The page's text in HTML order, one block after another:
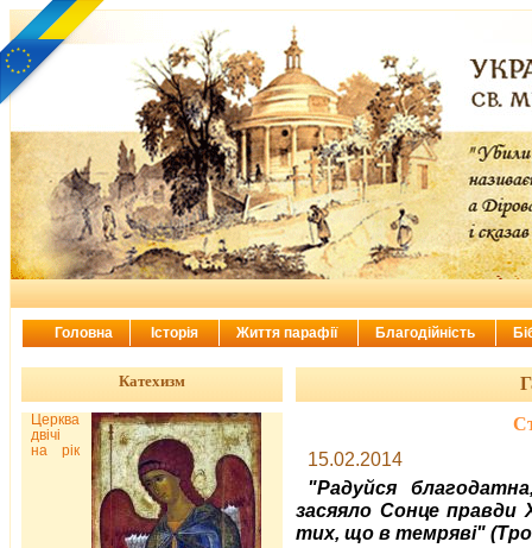
15.02.2014
"Радуйся
засяяло Сонце правди
тих, що в темряві"
Катехизм
Церква
двічі
на рік
Головна Історія Життя парафії Благодійність